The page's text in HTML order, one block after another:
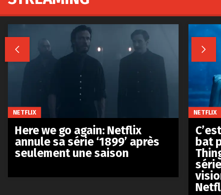
 
NETFLIX
Here we go again: Netflix
annule sa série ‘1899’ après
seulement une saison
NETFLIX
bat